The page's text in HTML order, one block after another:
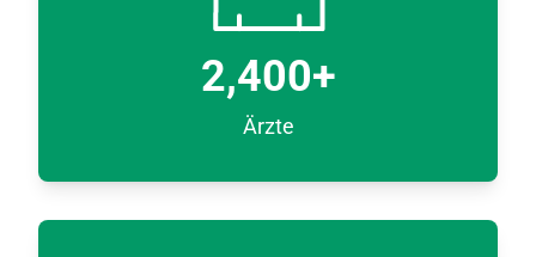
2,400+
Ärzte